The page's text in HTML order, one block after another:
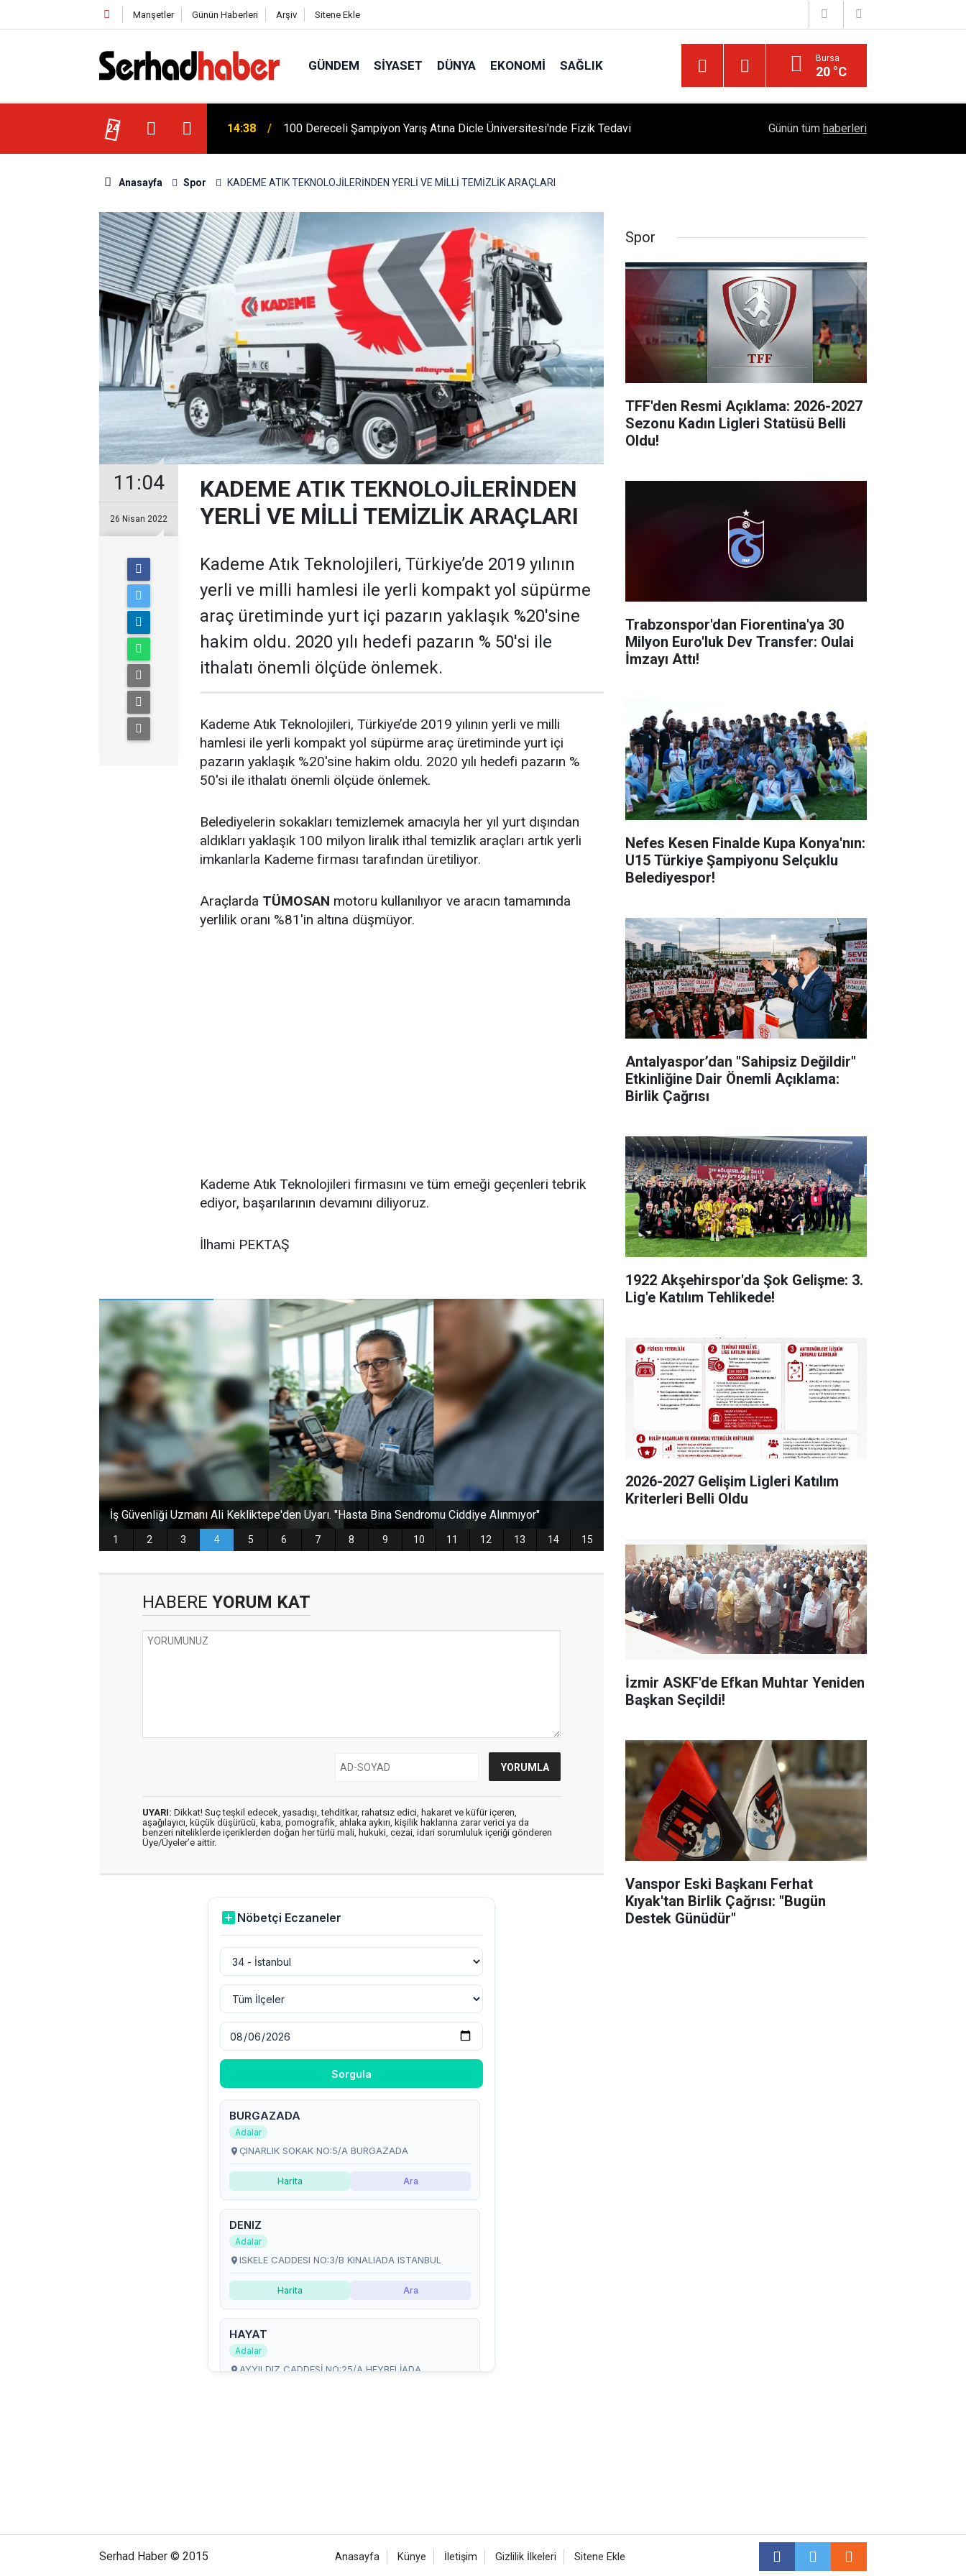
Manşetler Günün Haberleri Arşiv Sitene Ekle
GÜNDEM SIYASET DÜNYA EKONOMI SAĞLIK Bursa
20 °C
24
Gökalp Eğitim Fakültesi Yeni
14:38 100 Dereceli Şampiyon Yarış Atına Dicle Üniversitesi'nde Fizik Tedavi
Mühendislik Hikayesi
Günün tüm haberleri
Anasayfa Spor KADEME ATIK TEKNOLOJİLERİNDEN YERLİ VE MİLLİ TEMİZLİK ARAÇLARI
11:04
26 Nisan 2022
KADEME ATIK TEKNOLOJİLERİNDEN
YERLİ VE MİLLİ TEMİZLİK ARAÇLARI
Kademe Atık Teknolojileri, Türkiye’de 2019 yılının
yerli ve milli hamlesi ile yerli kompakt yol süpürme
araç üretiminde yurt içi pazarın yaklaşık %20'sine
hakim oldu. 2020 yılı hedefi pazarın % 50'si ile
ithalatı önemli ölçüde önlemek.
Kademe Atık Teknolojileri, Türkiye’de 2019 yılının yerli ve milli
hamlesi ile yerli kompakt yol süpürme araç üretiminde yurt içi
pazarın yaklaşık %20'sine hakim oldu. 2020 yılı hedefi pazarın %
50'si ile ithalatı önemli ölçüde önlemek.
Belediyelerin sokakları temizlemek amacıyla her yıl yurt dışından
aldıkları yaklaşık 100 milyon liralık ithal temizlik araçları artık yerli
imkanlarla Kademe firması tarafından üretiliyor.
Araçlarda TÜMOSAN motoru kullanılıyor ve aracın tamamında
yerlilik oranı %81'in altına düşmüyor.
Kademe Atık Teknolojileri firmasını ve tüm emeği geçenleri tebrik
ediyor, başarılarının devamını diliyoruz.
İlhami PEKTAŞ
HABERE YORUM KAT
UYARI: Dikkat! Suç teşkil edecek, yasadışı, tehditkar, rahatsız edici, hakaret ve küfür içeren,
aşağılayıcı, küçük düşürücü, kaba, pornografik, ahlaka aykırı, kişilik haklarına zarar verici ya da
benzeri niteliklerde içeriklerden doğan her türlü mali, hukuki, cezai, idari sorumluluk içeriği gönderen
Üye/Üyeler’e aittir.
Spor
TFF'den Resmi Açıklama: 2026-2027
Sezonu Kadın Ligleri Statüsü Belli
Oldu!
Trabzonspor'dan Fiorentina'ya 30
Milyon Euro'luk Dev Transfer: Oulai
İmzayı Attı!
Nefes Kesen Finalde Kupa Konya'nın:
U15 Türkiye Şampiyonu Selçuklu
Belediyespor!
Antalyaspor’dan "Sahipsiz Değildir"
Etkinliğine Dair Önemli Açıklama:
Birlik Çağrısı
1922 Akşehirspor'da Şok Gelişme: 3.
Lig'e Katılım Tehlikede!
2026-2027 Gelişim Ligleri Katılım
Kriterleri Belli Oldu
İzmir ASKF'de Efkan Muhtar Yeniden
Başkan Seçildi!
Vanspor Eski Başkanı Ferhat
Kıyak'tan Birlik Çağrısı: "Bugün
Destek Günüdür"
Serhad Haber © 2015 Anasayfa Künye İletişim Gizlilik İlkeleri Sitene Ekle